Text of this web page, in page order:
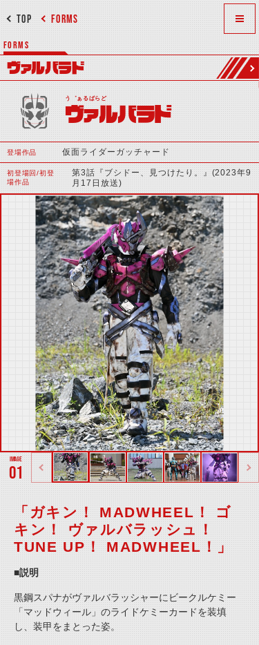
FORMS
TOP
FORMS
ヴァルバラド
う゛ぁるばらど
ヴァルバラド
登場作品 仮面ライダーガッチャード
初登場回/初登
場作品
第3話『ブシドー、見つけたり。』(2023年9
月17日放送)
01
「ガキン！ MADWHEEL！ ゴ
キン！ ヴァルバラッシュ！
TUNE UP！ MADWHEEL！」
■説明
黒鋼スパナがヴァルバラッシャーにビークルケミー
「マッドウィール」のライドケミーカードを装填
し、装甲をまとった姿。